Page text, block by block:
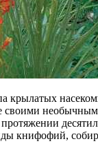
крылатых
своими
книфофий,